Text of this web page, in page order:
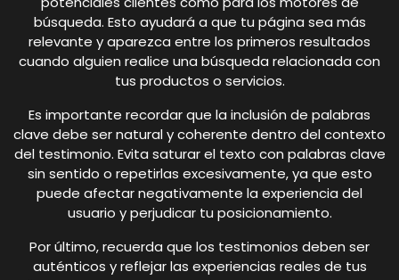
búsqueda. Esto ayudará a que tu página sea más
relevante y aparezca entre los primeros resultados
cuando alguien realice una búsqueda relacionada con
tus productos o servicios.
Es importante recordar que la inclusión de palabras
clave debe ser natural y coherente dentro del contexto
del testimonio. Evita saturar el texto con palabras clave
sin sentido o repetirlas excesivamente, ya que esto
puede afectar negativamente la experiencia del
usuario y perjudicar tu posicionamiento.
Por último, recuerda que los testimonios deben ser
auténticos y reflejar las experiencias reales de tus